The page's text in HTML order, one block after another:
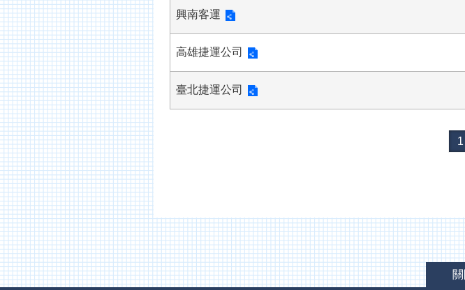
興南客運
高雄捷運公司
臺北捷運公司
1